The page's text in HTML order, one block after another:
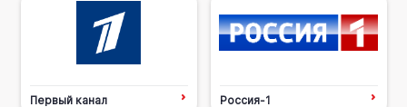
Первый канал Россия-1